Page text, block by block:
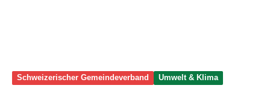
Schweizerischer Gemeinde­verband Umwelt & Klima